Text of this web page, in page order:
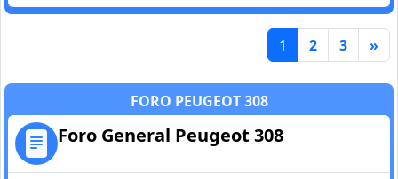
1 2 3 »
FORO PEUGEOT 308
Foro General Peugeot 308